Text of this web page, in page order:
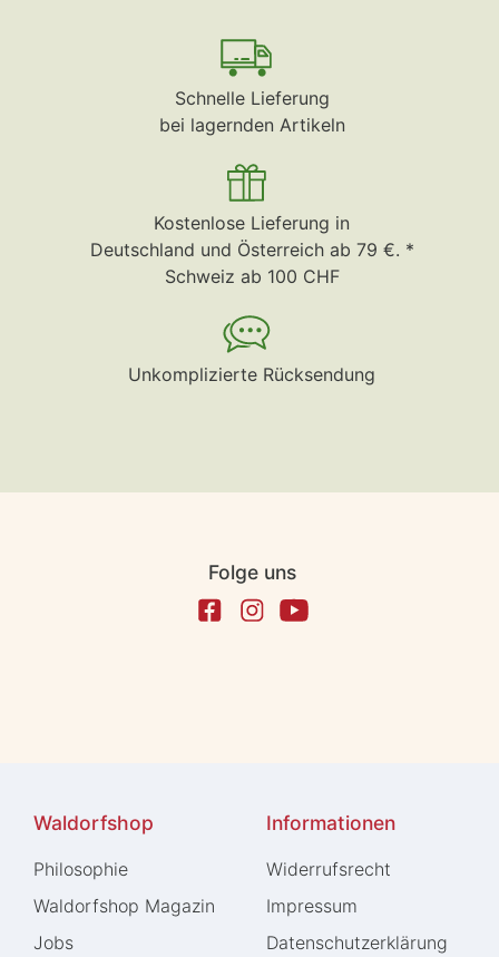
Schnelle Lieferung
bei lagernden Artikeln
Kostenlose Lieferung in
Deutschland und Österreich ab 79 €. *
Schweiz ab 100 CHF
Unkomplizierte Rücksendung
Folge uns
Waldorfshop
Philosophie
Waldorfshop Magazin
Jobs
Informationen
Widerrufs­recht
Impressum
Daten­schutz­erklärung